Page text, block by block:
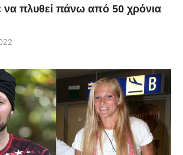
να πλυθεί πάνω από 50 χρόνια